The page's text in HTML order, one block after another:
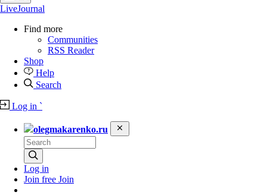
LiveJournal
Find more
Communities
RSS Reader
Shop
Help
Search
Log in `
olegmakarenko.ru
Log in
Join free Join